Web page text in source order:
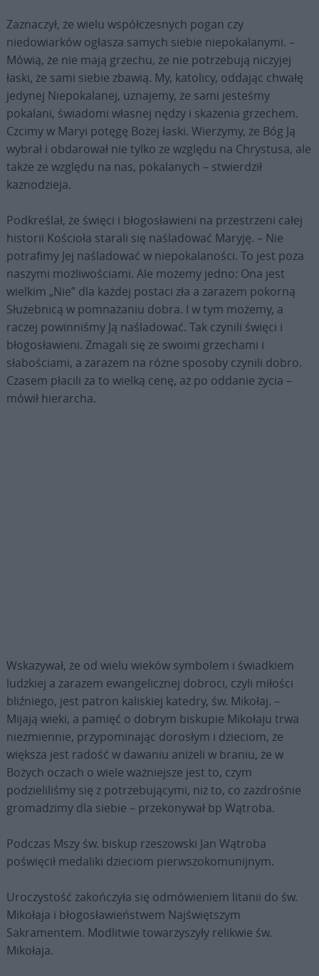
Zaznaczył, że wielu współczesnych pogan czy
niedowiarków ogłasza samych siebie niepokalanymi. –
Mówią, że nie mają grzechu, że nie potrzebują niczyjej
łaski, że sami siebie zbawią. My, katolicy, oddając chwałę
jedynej Niepokalanej, uznajemy, że sami jesteśmy
pokalani, świadomi własnej nędzy i skażenia grzechem.
Czcimy w Maryi potęgę Bożej łaski. Wierzymy, że Bóg Ją
wybrał i obdarował nie tylko ze względu na Chrystusa, ale
także ze względu na nas, pokalanych – stwierdził
kaznodzieja.
Podkreślał, że święci i błogosławieni na przestrzeni całej
historii Kościoła starali się naśladować Maryję. – Nie
potrafimy Jej naśladować w niepokalaności. To jest poza
naszymi możliwościami. Ale możemy jedno: Ona jest
wielkim „Nie” dla każdej postaci zła a zarazem pokorną
Służebnicą w pomnażaniu dobra. I w tym możemy, a
raczej powinniśmy Ją naśladować. Tak czynili święci i
błogosławieni. Zmagali się ze swoimi grzechami i
słabościami, a zarazem na różne sposoby czynili dobro.
Czasem płacili za to wielką cenę, aż po oddanie życia –
mówił hierarcha.
Wskazywał, że od wielu wieków symbolem i świadkiem
ludzkiej a zarazem ewangelicznej dobroci, czyli miłości
bliźniego, jest patron kaliskiej katedry, św. Mikołaj. –
Mijają wieki, a pamięć o dobrym biskupie Mikołaju trwa
niezmiennie, przypominając dorosłym i dzieciom, że
większa jest radość w dawaniu aniżeli w braniu, że w
Bożych oczach o wiele ważniejsze jest to, czym
podzieliliśmy się z potrzebującymi, niż to, co zazdrośnie
gromadzimy dla siebie – przekonywał bp Wątroba.
Podczas Mszy św. biskup rzeszowski Jan Wątroba
poświęcił medaliki dzieciom pierwszokomunijnym.
Uroczystość zakończyła się odmówieniem litanii do św.
Mikołaja i błogosławieństwem Najświętszym
Sakramentem. Modlitwie towarzyszyły relikwie św.
Mikołaja.